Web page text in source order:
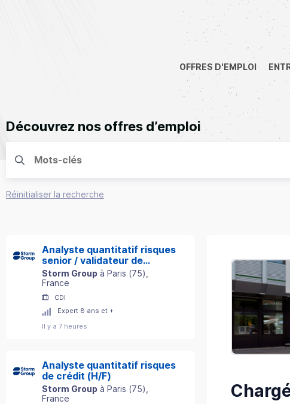
OFFRES D'EMPLOI
Découvrez nos offres d’emploi
Réinitialiser la recherche
Analyste quantitatif risques
senior / validateur de
modèles (H/F)
Storm Group à Paris (75)
France
CDI
Expert 8 ans et +
Il y a 7 heures
Analyste quantitatif risques
de crédit (H/F)
Storm Group à Paris (75)
France